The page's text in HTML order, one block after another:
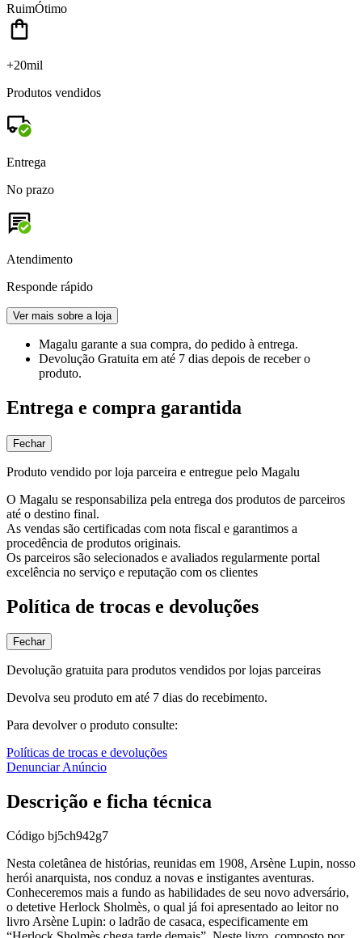
RuimÓtimo
+20mil
Produtos vendidos
Entrega
No prazo
Atendimento
Responde rápido
Ver mais sobre a loja
Magalu garante a sua compra, do pedido à entrega.
Devolução Gratuita em até 7 dias depois de receber o
produto.
Entrega e compra garantida
Fechar
Produto vendido por loja parceira e entregue pelo Magalu
O Magalu se responsabiliza pela entrega dos produtos de parceiros
até o destino final.
As vendas são certificadas com nota fiscal e garantimos a
procedência de produtos originais.
Os parceiros são selecionados e avaliados regularmente portal
excelência no serviço e reputação com os clientes
Política de trocas e devoluções
Fechar
Devolução gratuita para produtos vendidos por lojas parceiras
Devolva seu produto em até 7 dias do recebimento.
Para devolver o produto consulte:
Políticas de trocas e devoluções
Denunciar Anúncio
Descrição e ficha técnica
Código bj5ch942g7
Nesta coletânea de histórias, reunidas em 1908, Arsène Lupin, nosso
herói anarquista, nos conduz a novas e instigantes aventuras.
Conheceremos mais a fundo as habilidades de seu novo adversário,
o detetive Herlock Sholmès, o qual já foi apresentado ao leitor no
livro Arsène Lupin: o ladrão de casaca, especificamente em